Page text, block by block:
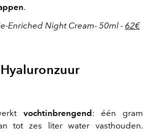
.
Enriched Night Cream- 50ml - 62€
Hyaluronzuur
vochtinbrengend: één gram
tot zes liter water vasthouden.